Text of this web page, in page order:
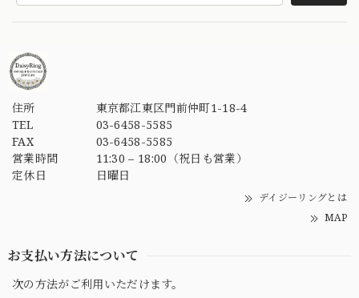
住所
東京都江東区門前仲町1-18-4
TEL
03-6458-5585
FAX
03-6458-5585
営業時間
11:30 – 18:00（祝日も営業）
定休日
日曜日
デイジーリングとは
MAP
お支払い方法について
次の方法がご利用いただけます。